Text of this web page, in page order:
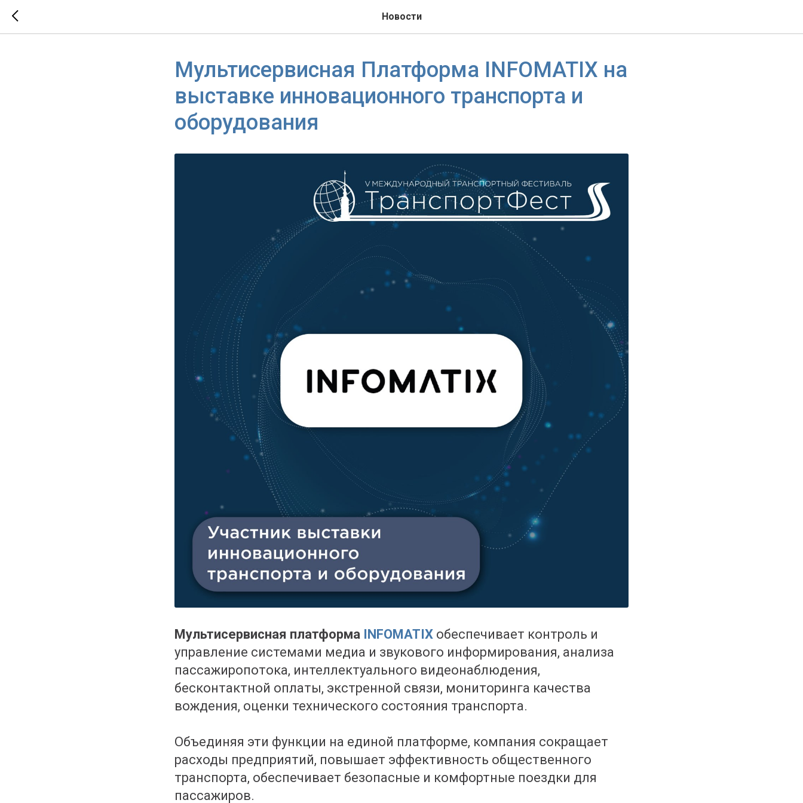
Новости
Мультисервисная Платформа INFOMATIX на
выставке инновационного транспорта и
оборудования
Мультисервисная платформа INFOMATIX обеспечивает контроль и
управление системами медиа и звукового информирования, анализа
пассажиропотока, интеллектуального видеонаблюдения,
бесконтактной оплаты, экстренной связи, мониторинга качества
вождения, оценки технического состояния транспорта.
Объединяя эти функции на единой платформе, компания сокращает
расходы предприятий, повышает эффективность общественного
транспорта, обеспечивает безопасные и комфортные поездки для
пассажиров.